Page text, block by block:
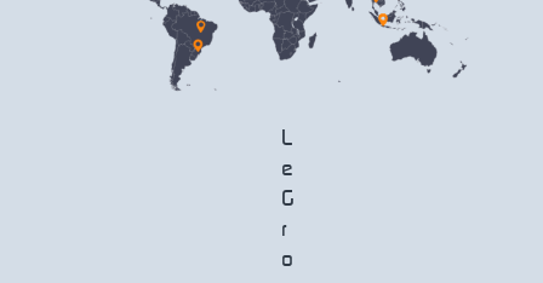
L
e
G
r
o